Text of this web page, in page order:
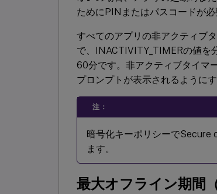
ためにPINまたはパスコードが
すべてのアプリの非アクティブ
で、INACTIVITY_TIMERの値を
60分です。非アクティブタイマ
プロンプトが表示されるように
注：
暗号化キーポリシーでSecure
ます。
最大オフライン期間（